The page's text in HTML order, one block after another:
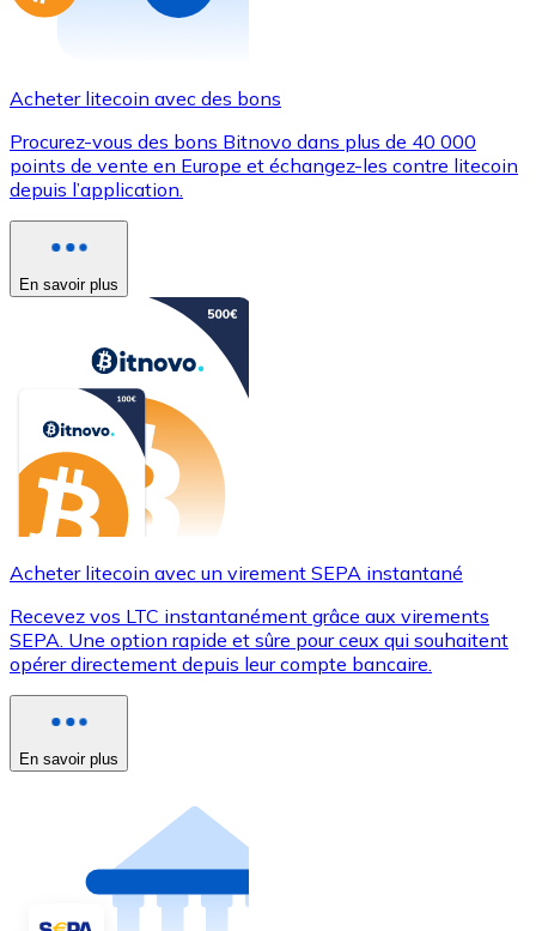
Acheter litecoin avec des bons
Procurez-vous des bons Bitnovo dans plus de 40 000
points de vente en Europe et échangez-les contre litecoin
depuis l’application.
En savoir plus
Acheter litecoin avec un virement SEPA instantané
Recevez vos LTC instantanément grâce aux virements
SEPA. Une option rapide et sûre pour ceux qui souhaitent
opérer directement depuis leur compte bancaire.
En savoir plus